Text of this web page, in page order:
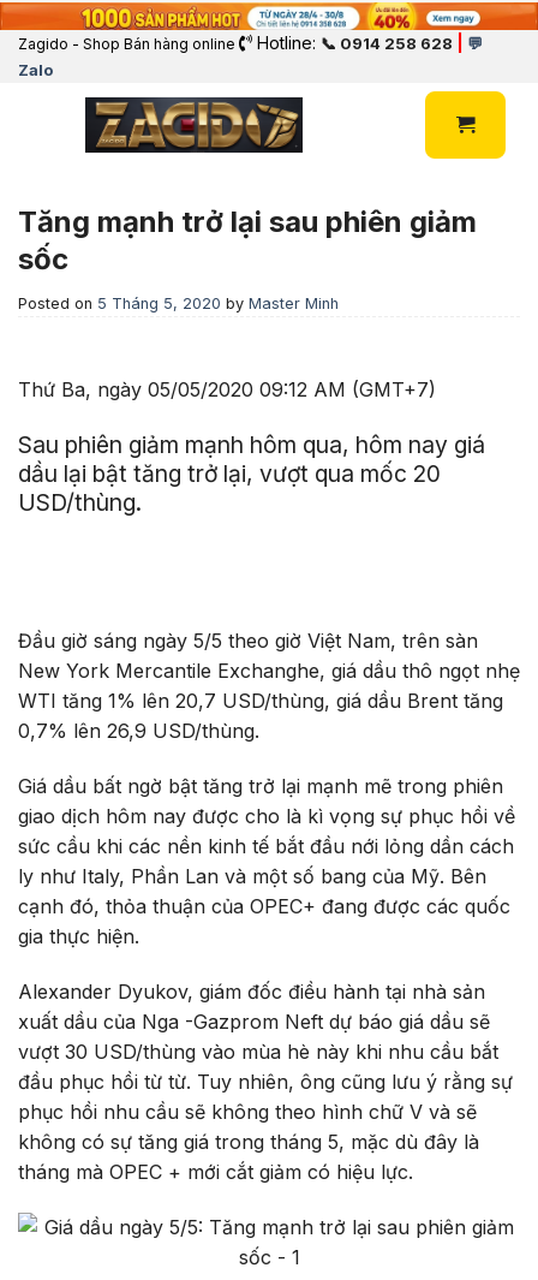
Zagido - Shop Bán hàng online Hotline: 📞 0914 258 628
💬
Zalo
Tăng mạnh trở lại sau phiên giảm
sốc
Posted on 5 Tháng 5, 2020 by Master Minh
Thứ Ba, ngày 05/05/2020 09:12 AM (GMT+7)
Sau phiên giảm mạnh hôm qua, hôm nay giá
dầu lại bật tăng trở lại, vượt qua mốc 20
USD/thùng.
Đầu giờ sáng ngày 5/5 theo giờ Việt Nam, trên sàn
New York Mercantile Exchanghe, giá dầu thô ngọt nhẹ
WTI tăng 1% lên 20,7 USD/thùng, giá dầu Brent tăng
0,7% lên 26,9 USD/thùng.
Giá dầu bất ngờ bật tăng trở lại mạnh mẽ trong phiên
giao dịch hôm nay được cho là kì vọng sự phục hồi về
sức cầu khi các nền kinh tế bắt đầu nới lỏng dần cách
ly như Italy, Phần Lan và một số bang của Mỹ. Bên
cạnh đó, thỏa thuận của OPEC+ đang được các quốc
gia thực hiện.
Alexander Dyukov, giám đốc điều hành tại nhà sản
xuất dầu của Nga -Gazprom Neft dự báo giá dầu sẽ
vượt 30 USD/thùng vào mùa hè này khi nhu cầu bắt
đầu phục hồi từ từ. Tuy nhiên, ông cũng lưu ý rằng sự
phục hồi nhu cầu sẽ không theo hình chữ V và sẽ
không có sự tăng giá trong tháng 5, mặc dù đây là
tháng mà OPEC + mới cắt giảm có hiệu lực.